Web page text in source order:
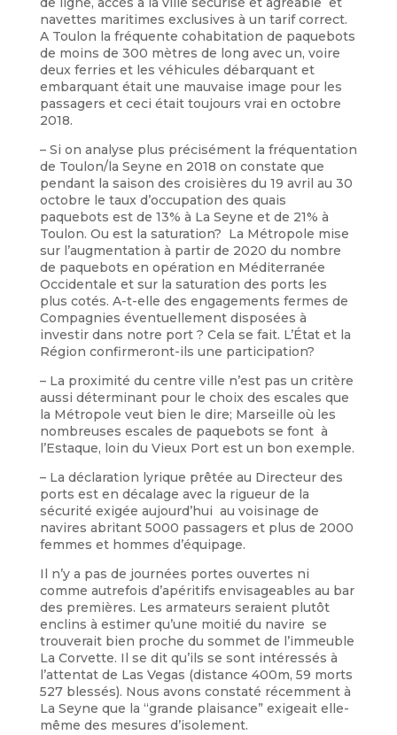
navettes maritimes exclusives à un tarif correct.
A Toulon la fréquente cohabitation de paquebots
de moins de 300 mètres de long avec un, voire
deux ferries et les véhicules débarquant et
embarquant était une mauvaise image pour les
passagers et ceci était toujours vrai en octobre
2018.
– Si on analyse plus précisément la fréquentation
de Toulon/la Seyne en 2018 on constate que
pendant la saison des croisières du 19 avril au 30
octobre le taux d’occupation des quais
paquebots est de 13% à La Seyne et de 21% à
Toulon. Ou est la saturation? La Métropole mise
sur l’augmentation à partir de 2020 du nombre
de paquebots en opération en Méditerranée
Occidentale et sur la saturation des ports les
plus cotés. A-t-elle des engagements fermes de
Compagnies éventuellement disposées à
investir dans notre port ? Cela se fait. L’État et la
Région confirmeront-ils une participation?
– La proximité du centre ville n’est pas un critère
aussi déterminant pour le choix des escales que
la Métropole veut bien le dire; Marseille où les
nombreuses escales de paquebots se font à
l’Estaque, loin du Vieux Port est un bon exemple.
– La déclaration lyrique prêtée au Directeur des
ports est en décalage avec la rigueur de la
sécurité exigée aujourd’hui au voisinage de
navires abritant 5000 passagers et plus de 2000
femmes et hommes d’équipage.
Il n’y a pas de journées portes ouvertes ni
comme autrefois d’apéritifs envisageables au bar
des premières. Les armateurs seraient plutôt
enclins à estimer qu’une moitié du navire se
trouverait bien proche du sommet de l’immeuble
La Corvette. Il se dit qu’ils se sont intéressés à
l’attentat de Las Vegas (distance 400m, 59 morts
527 blessés). Nous avons constaté récemment à
La Seyne que la “grande plaisance” exigeait elle-
même des mesures d’isolement.